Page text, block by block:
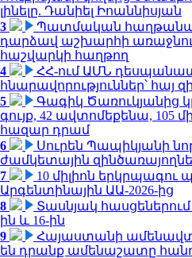
լինելը. Դանիել Իոաննիսյան
3
Պատմական
դարձավ աշխարհի
հաշվարկի հաղթող
4
ՀՀ-ում ԱՄՆ
հնարավորություններ՝
5
Գագիկ Ծառուկյանից
գույք, 42 ավտոմեքենա, 105
հազար դրամ
6
Սուրեն Պապիկյանի
ժամկետային
7
10 միլիոն երկրպագու
Արգենտինային ԱԱ-2026-ից
8
Տասնյակ հասցեներում
ին և 16-ին
9
Հայաստանի
են դրանք ամենաշատը